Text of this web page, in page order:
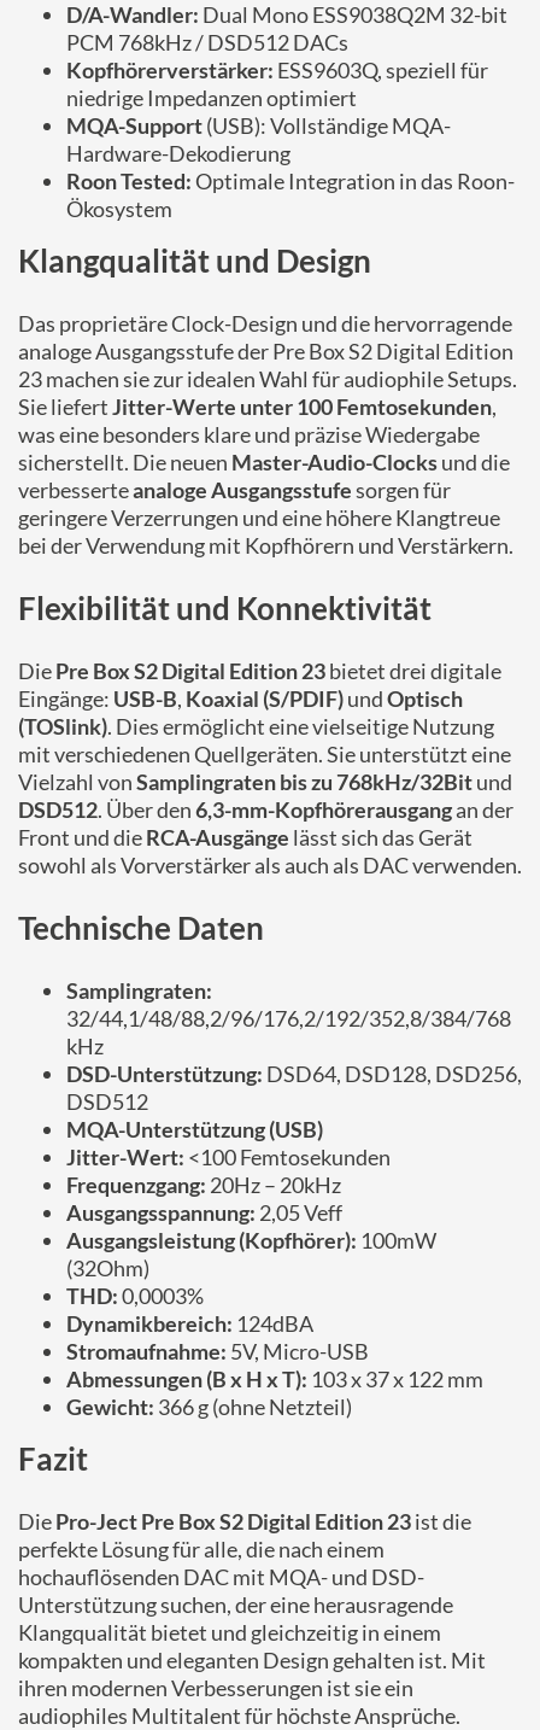
D/A-Wandler: Dual Mono ESS9038Q2M 32-bit
PCM 768kHz / DSD512 DACs
Kopfhörerverstärker: ESS9603Q, speziell für
niedrige Impedanzen optimiert
MQA-Support(USB): Vollständige MQA-
Hardware-Dekodierung
Roon Tested:Optimale Integration in das Roon-
Ökosystem
Klangqualität und Design
Das proprietäre Clock-Design und die hervorragende
analoge Ausgangsstufe der Pre Box S2 Digital Edition
23 machen sie zur idealen Wahl für audiophile Setups.
Sie liefertJitter-Werte unter 100 Femtosekunden,
was eine besonders klare und präzise Wiedergabe
sicherstellt. Die neuen Master-Audio-Clocksund die
verbesserteanaloge Ausgangsstufesorgen für
geringere Verzerrungen und eine höhere Klangtreue
bei der Verwendung mit Kopfhörern und Verstärkern.
Flexibilität und Konnektivität
DiePre Box S2 Digital Edition 23bietet drei digitale
Eingänge: USB-B, Koaxial (S/PDIF)undOptisch
(TOSlink). Dies ermöglicht eine vielseitige Nutzung
mit verschiedenen Quellgeräten. Sie unterstützt eine
Vielzahl vonSamplingraten bis zu 768kHz/32Bitund
DSD512. Über den6,3-mm-Kopfhörerausgangan der
Front und dieRCA-Ausgänge lässt sich das Gerät
sowohl als Vorverstärker als auch als DAC verwenden.
Technische Daten
Samplingraten:
32/44,1/48/88,2/96/176,2/192/352,8/384/768
kHz
DSD-Unterstützung: DSD64, DSD128, DSD256,
DSD512
MQA-Unterstützung (USB)
Jitter-Wert: <100 Femtosekunden
Frequenzgang: 20Hz – 20kHz
Ausgangsspannung: 2,05 Veff
Ausgangsleistung (Kopfhörer): 100mW
(32Ohm)
THD:0,0003%
Dynamikbereich: 124dBA
Stromaufnahme: 5V, Micro-USB
Abmessungen (B x H x T): 103 x 37 x 122 mm
Gewicht: 366 g (ohne Netzteil)
Fazit
DiePro-Ject Pre Box S2 Digital Edition 23ist die
perfekte Lösung für alle, die nach einem
hochauflösenden DAC mit MQA- und DSD-
Unterstützung suchen, der eine herausragende
Klangqualität bietet und gleichzeitig in einem
kompakten und eleganten Design gehalten ist. Mit
ihren modernen Verbesserungen ist sie ein
audiophiles Multitalent für höchste Ansprüche.